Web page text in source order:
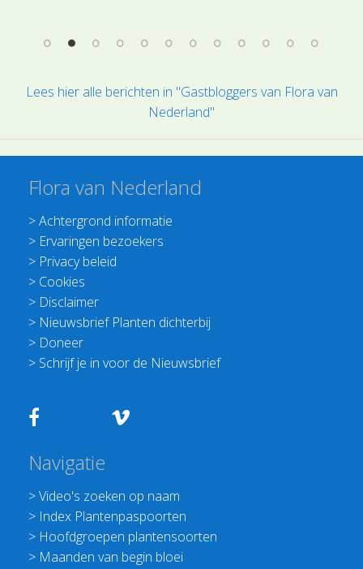
Lees hier alle berichten in "Gastbloggers van Flora van
Nederland"
Flora van Nederland
>Achtergrond informatie
> Ervaringen bezoekers
> Privacy beleid
> Cookies
> Disclaimer
> Nieuwsbrief Planten dichterbij
> Doneer
> Schrijf je in voor de Nieuwsbrief
Navigatie
>Video's zoeken op naam
> Index Plantenpaspoorten
> Hoofdgroepen plantensoorten
> Maanden van begin bloei